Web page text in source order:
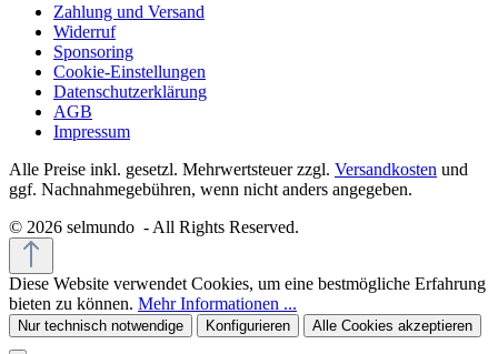
Zahlung und Versand
Widerruf
Sponsoring
Cookie-Einstellungen
Datenschutzerklärung
AGB
Impressum
Alle Preise inkl. gesetzl. Mehrwertsteuer zzgl. Versandkosten und
ggf. Nachnahmegebühren, wenn nicht anders angegeben.
© 2026 selmundo - All Rights Reserved.
Diese Website verwendet Cookies, um eine bestmögliche Erfahrung
bieten zu können. Mehr Informationen ...
Nur technisch notwendige Konfigurieren Alle Cookies akzeptieren